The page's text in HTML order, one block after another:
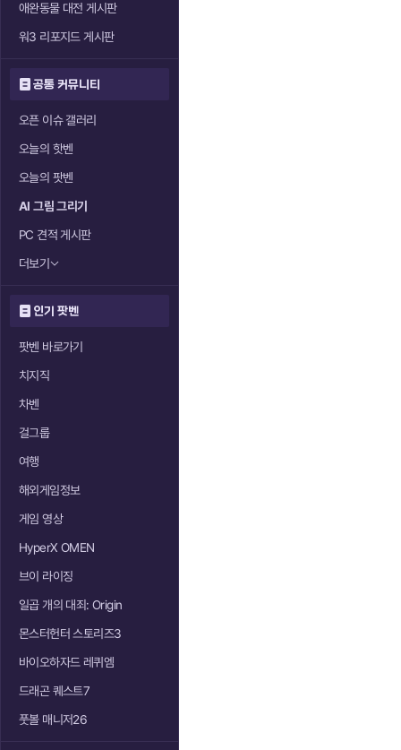
애완동물 대전 게시판
워3 리포지드 게시판
공통 커뮤니티
오픈 이슈 갤러리
오늘의 핫벤
오늘의 팟벤
AI 그림 그리기
PC 견적 게시판
더보기
인기 팟벤
팟벤 바로가기
치지직
차벤
걸그룹
여행
해외게임정보
게임 영상
HyperX OMEN
브이 라이징
일곱 개의 대죄: Origin
몬스터헌터 스토리즈3
바이오하자드 레퀴엠
드래곤 퀘스트7
풋볼 매니저26